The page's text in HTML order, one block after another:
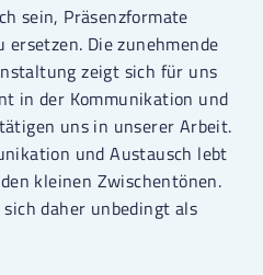
sein, Präsenzformate
Die zunehmende
zeigt sich für uns
in der Kommunikation und
uns in unserer Arbeit.
und Austausch lebt
kleinen Zwischentönen.
daher unbedingt als